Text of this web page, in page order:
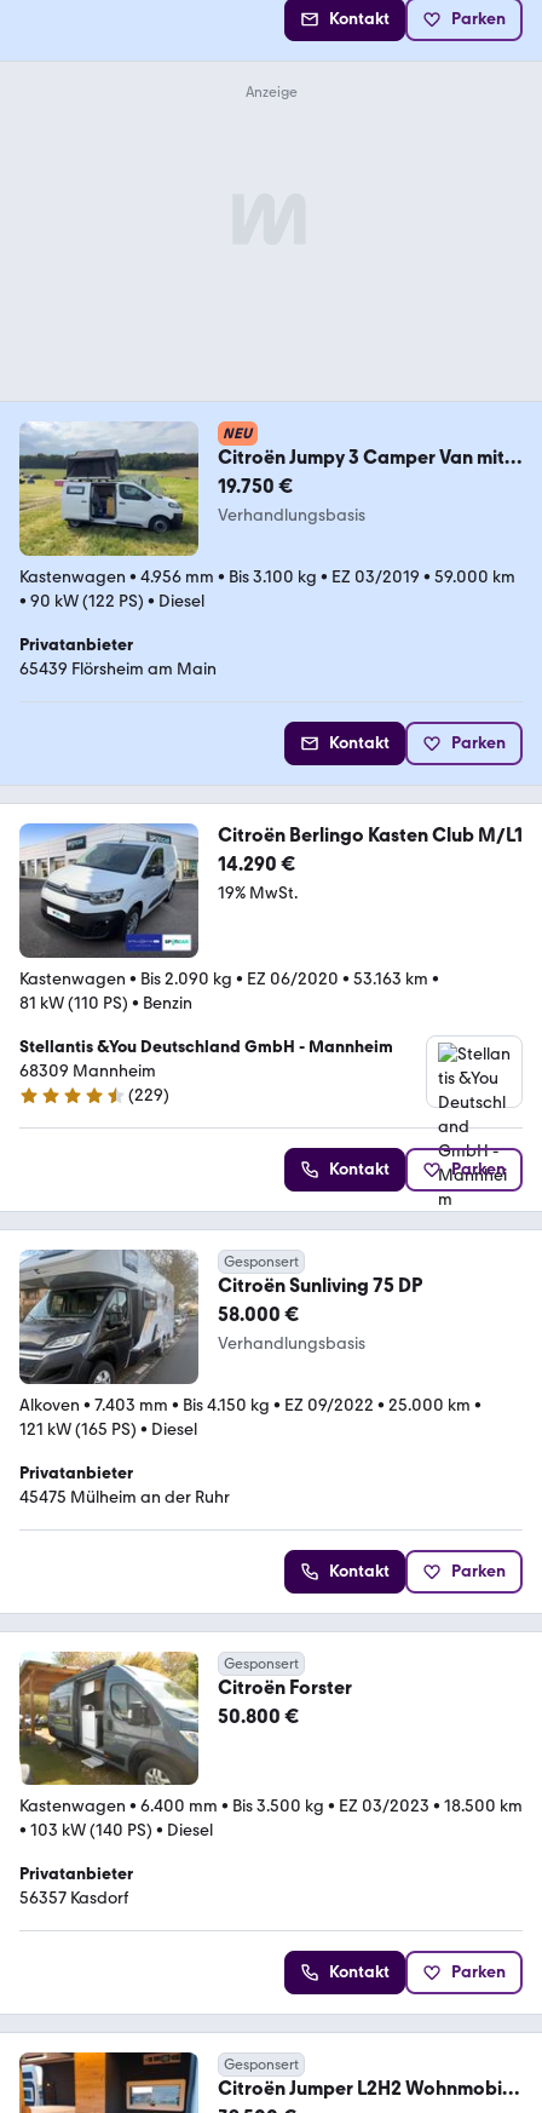
Kontakt Parken
NEU
Citroën Jumpy 3 Camper Van mit
Dachzelt
19.750 €
Verhandlungsbasis
Kastenwagen • 4.956 mm • Bis 3.100 kg • EZ 03/2019 • 59.000 km
• 90 kW (122 PS) • Diesel
Privatanbieter
65439 Flörsheim am Main
Kontakt Parken
Citroën Berlingo Kasten Club M/L1
14.290 €
19% MwSt.
Kastenwagen • Bis 2.090 kg • EZ 06/2020 • 53.163 km •
81 kW (110 PS) • Benzin
Stellantis &You Deutschland GmbH - Mannheim
68309 Mannheim
4.3 Sterne
(229)
Kontakt Parken
Gesponsert
Citroën Sunliving 75 DP
58.000 €
Verhandlungsbasis
Alkoven • 7.403 mm • Bis 4.150 kg • EZ 09/2022 • 25.000 km •
121 kW (165 PS) • Diesel
Privatanbieter
45475 Mülheim an der Ruhr
Kontakt Parken
Gesponsert
Citroën Forster
50.800 €
Kastenwagen • 6.400 mm • Bis 3.500 kg • EZ 03/2023 • 18.500 km
• 103 kW (140 PS) • Diesel
Privatanbieter
56357 Kasdorf
Kontakt Parken
Gesponsert
Citroën Jumper L2H2 Wohnmobil